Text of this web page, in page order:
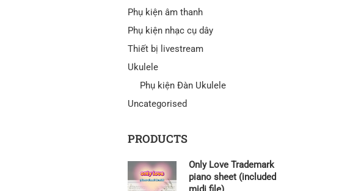
Phụ kiện âm thanh
Phụ kiện nhạc cụ dây
Thiết bị livestream
Ukulele
Phụ kiện Đàn Ukulele
Uncategorised
PRODUCTS
Only Love Trademark
piano sheet (included